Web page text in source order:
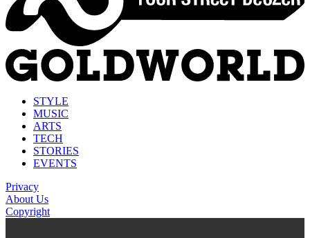
STYLE
MUSIC
ARTS
TECH
STORIES
EVENTS
Privacy
About Us
Copyright